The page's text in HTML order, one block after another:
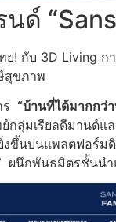
ด์
ย! กับ 3D
สุขภาพ
“บ้านที่ได้มากกว่
ลุ่มเรียลดีมานด์
งขึ้นบนแพลตฟอร์
ผนึกพันธมิตรชั้นนำ